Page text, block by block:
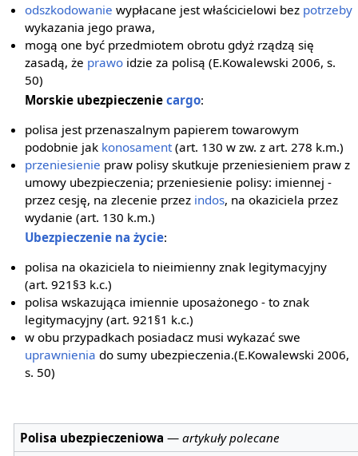
odszkodowanie wypłacane jest właścicielowi bez potrzeby
wykazania jego prawa,
mogą one być przedmiotem obrotu gdyż rządzą się
zasadą, że prawo idzie za polisą (E.Kowalewski 2006, s.
50)
Morskie ubezpieczeniecargo:
polisa jest przenaszalnym papierem towarowym
podobnie jak konosament (art. 130 w zw. z art. 278 k.m.)
przeniesienie praw polisy skutkuje przeniesieniem praw z
umowy ubezpieczenia; przeniesienie polisy: imiennej -
przez cesję, na zlecenie przez indos, na okaziciela przez
wydanie (art. 130 k.m.)
Ubezpieczenie na życie:
polisa na okaziciela to nieimienny znak legitymacyjny
(art. 921§3 k.c.)
polisa wskazująca imiennie uposażonego - to znak
legitymacyjny (art. 921§1 k.c.)
w obu przypadkach posiadacz musi wykazać swe
uprawnienia do sumy ubezpieczenia.(E.Kowalewski 2006,
s. 50)
Polisa ubezpieczeniowa —artykuły polecane